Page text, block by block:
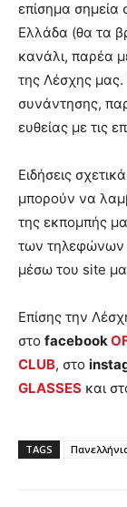
επίσημα
Ελλάδα (θα τα
κανάλι, παρέα
της Λέσχης μας.
συνάντησης,
ευθείας με τις
Ειδήσεις
μπορούν να
της εκπομπής
των τηλεφώνων
μέσω του site
Επίσης την
στο facebook
CLUB, στο
GLASSES και
TAGS